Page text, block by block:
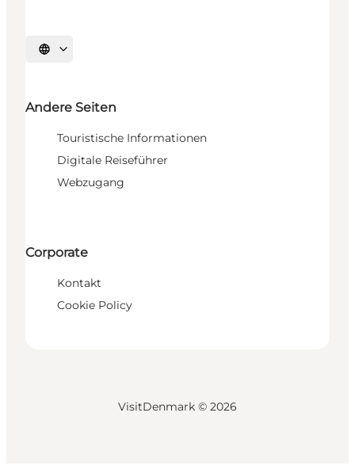
Sprache auswählen
Andere Seiten
Touristische Informationen
Digitale Reiseführer
Webzugang
Corporate
Kontakt
Cookie Policy
VisitDenmark © 2026